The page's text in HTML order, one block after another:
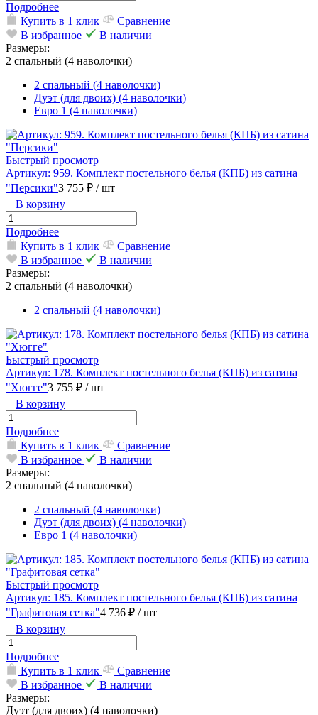
Подробнее
Купить в 1 клик
Сравнение
В избранное
В наличии
Размеры:
2 спальный (4 наволочки)
2 спальный (4 наволочки)
Дуэт (для двоих) (4 наволочки)
Евро 1 (4 наволочки)
Быстрый просмотр
Артикул: 959. Комплект постельного белья (КПБ) из сатина
"Персики"3 755 ₽ / шт
В корзину
Подробнее
Купить в 1 клик
Сравнение
В избранное
В наличии
Размеры:
2 спальный (4 наволочки)
2 спальный (4 наволочки)
Быстрый просмотр
Артикул: 178. Комплект постельного белья (КПБ) из сатина
"Хюгге"3 755 ₽ / шт
В корзину
Подробнее
Купить в 1 клик
Сравнение
В избранное
В наличии
Размеры:
2 спальный (4 наволочки)
2 спальный (4 наволочки)
Дуэт (для двоих) (4 наволочки)
Евро 1 (4 наволочки)
Быстрый просмотр
Артикул: 185. Комплект постельного белья (КПБ) из сатина
"Графитовая сетка"4 736 ₽ / шт
В корзину
Подробнее
Купить в 1 клик
Сравнение
В избранное
В наличии
Размеры:
Дуэт (для двоих) (4 наволочки)